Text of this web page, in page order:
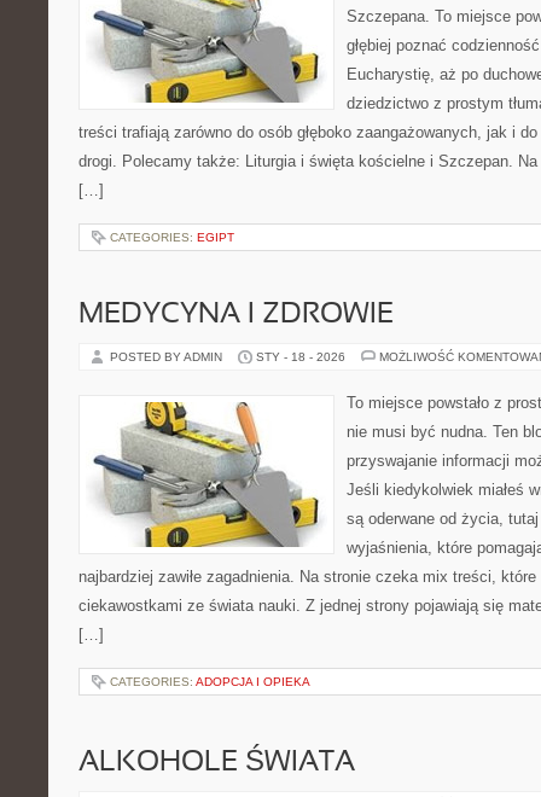
Szczepana. To miejsce
głębiej poznać
Eucharystię, aż po
dziedzictwo z prostym
treści trafiają zarówno do osób głęboko zaangażowanych, jak i
drogi. Polecamy także: Liturgia i święta kościelne i Szczepan. Na
[…]
CATEGORIES: EGIPT
MEDYCYNA I ZDROWIE
POSTED BY ADMIN STY - 18 - 2026 MOŻLIWOŚĆ
To miejsce powstało z
nie musi być nudna. Ten
przyswajanie informacji
Jeśli kiedykolwiek miałeś
są oderwane od życia,
wyjaśnienia, które
najbardziej zawiłe zagadnienia. Na stronie czeka mix treści, które
ciekawostkami ze świata nauki. Z jednej strony pojawiają się
[…]
CATEGORIES: ADOPCJA I OPIEKA
ALKOHOLE ŚWIATA